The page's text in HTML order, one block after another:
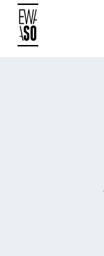
Skip
content